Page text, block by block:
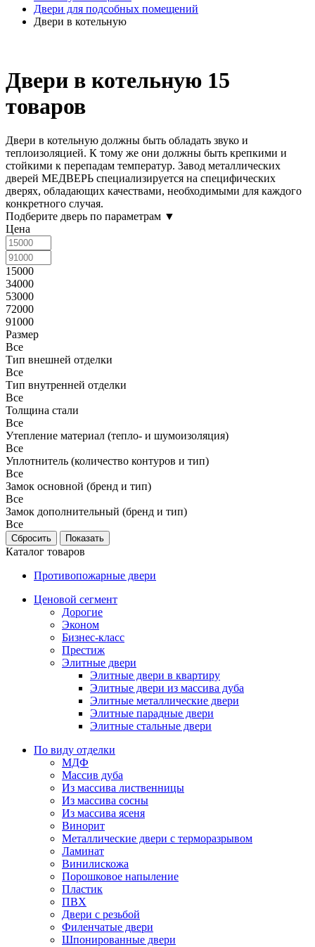
Двери для подсобных помещений
Двери в котельную
Двери в котельную 15
товаров
Двери в котельную должны быть обладать звуко и
теплоизоляцией. К тому же они должны быть крепкими и
стойкими к перепадам температур. Завод металлических
дверей МЕДВЕРЬ специализируется на специфических
дверях, обладающих качествами, необходимыми для каждого
конкретного случая.
Подберите дверь по параметрам ▼
Цена
15000
34000
53000
72000
91000
Размер
Все
Тип внешней отделки
Все
Тип внутренней отделки
Все
Толщина стали
Все
Утепление материал (тепло- и шумоизоляция)
Все
Уплотнитель (количество контуров и тип)
Все
Замок основной (бренд и тип)
Все
Замок дополнительный (бренд и тип)
Все
Каталог товаров
Противопожарные двери
Ценовой сегмент
Дорогие
Эконом
Бизнес-класс
Престиж
Элитные двери
Элитные двери в квартиру
Элитные двери из массива дуба
Элитные металлические двери
Элитные парадные двери
Элитные стальные двери
По виду отделки
МДФ
Массив дуба
Из массива лиственницы
Из массива сосны
Из массива ясеня
Винорит
Металлические двери с терморазрывом
Ламинат
Винилискожа
Порошковое напыление
Пластик
ПВХ
Двери с резьбой
Филенчатые двери
Шпонированные двери